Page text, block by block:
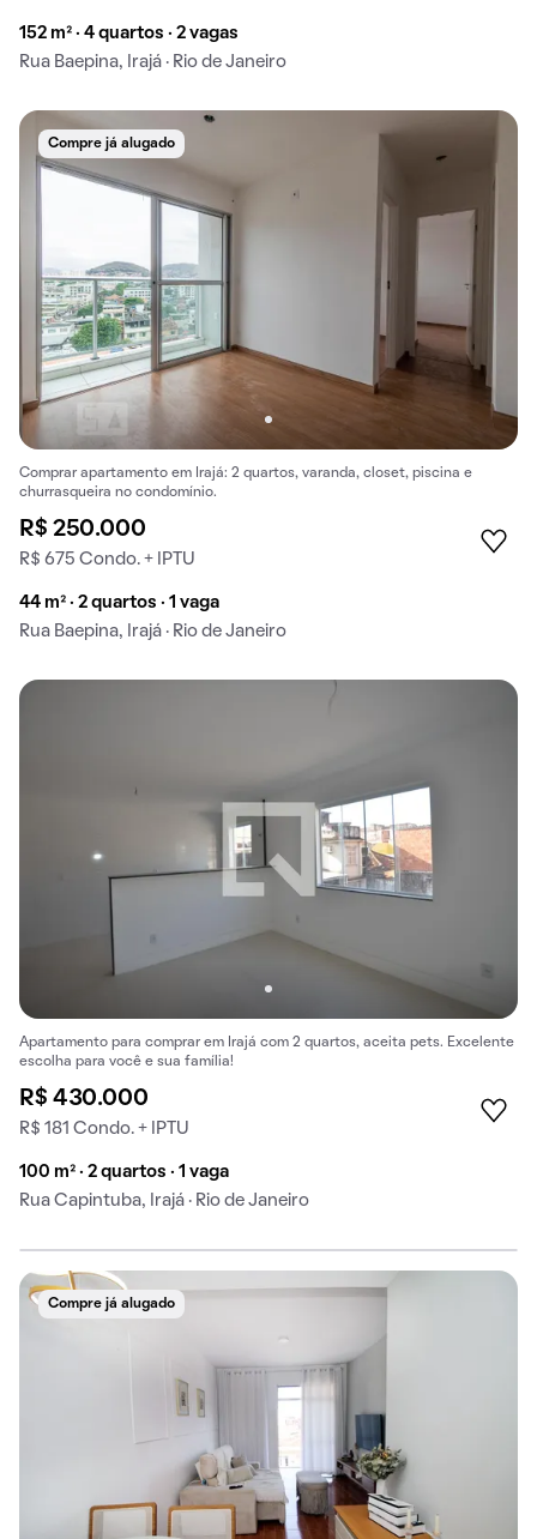
152 m² · 4 quartos · 2 vagas
Rua Baepina, Irajá · Rio de Janeiro
Compre já alugado
Comprar apartamento em Irajá: 2 quartos, varanda, closet, piscina e
churrasqueira no condomínio.
R$ 250.000
R$ 675 Condo. + IPTU
44 m² · 2 quartos · 1 vaga
Rua Baepina, Irajá · Rio de Janeiro
Apartamento para comprar em Irajá com 2 quartos, aceita pets. Excelente
escolha para você e sua família!
R$ 430.000
R$ 181 Condo. + IPTU
100 m² · 2 quartos · 1 vaga
Rua Capintuba, Irajá · Rio de Janeiro
Compre já alugado